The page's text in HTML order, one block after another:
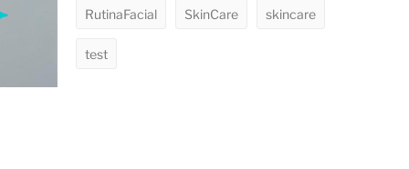
RutinaFacial SkinCare skincare
test